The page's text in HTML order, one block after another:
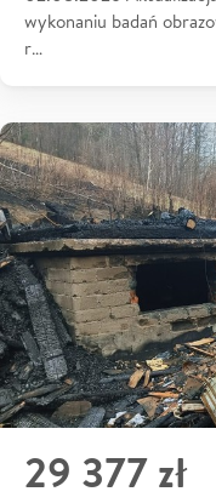
wykonaniu badań
r…
29 377 zł